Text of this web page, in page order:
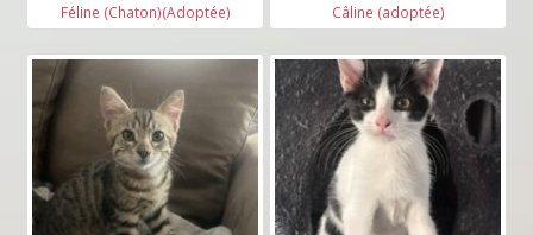
Féline (Chaton)(Adoptée) Câline (adoptée)